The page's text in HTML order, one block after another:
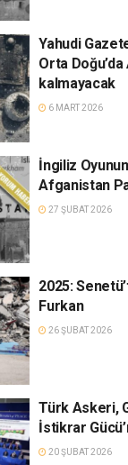
Yahudi
Orta
kalmayacak
6 MART 2026
İngiliz
Afganistan
27 ŞUBAT 2026
2025:
Furkan
26 ŞUBAT 2026
Türk Askeri,
İstikrar
20 ŞUBAT 2026